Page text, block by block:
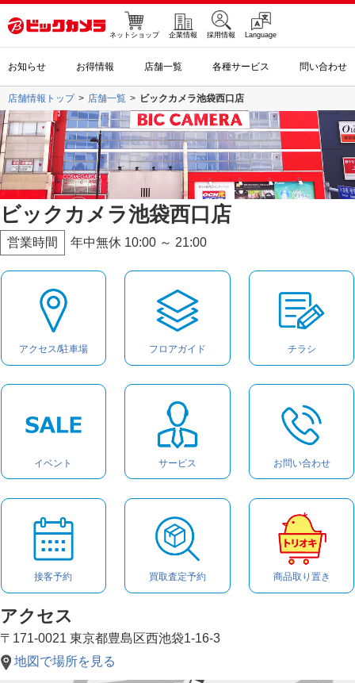
お知らせ お得情報 店舗一覧 各種サービス 問い合わせ
ネットショップ 企業情報 採用情報 Language
店舗情報トップ 店舗一覧 ビックカメラ池袋西口店
ビックカメラ池袋西口店
営業時間 年中無休 10:00 ～ 21:00
アクセス/駐車場 フロアガイド チラシ
イベント サービス お問い合わせ
接客予約 買取査定予約 商品取り置き
アクセス
〒171-0021 東京都豊島区西池袋1-16-3
地図で場所を見る